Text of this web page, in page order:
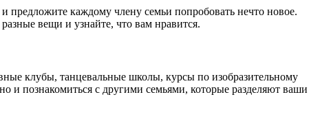
предложите каждому члену семьи попробовать нечто новое.
вещи и узнайте, что вам нравится.
клубы, танцевальные школы, курсы по изобразительному
и познакомиться с другими семьями, которые разделяют ваши